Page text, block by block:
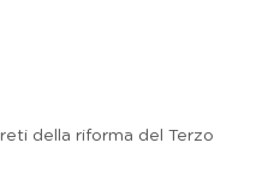
della riforma del Terzo